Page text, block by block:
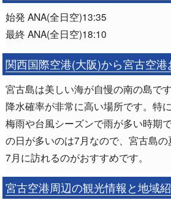
始発 ANA(全日空)13:35
最終 ANA(全日空)18:10
関西国際空港(大阪)から宮古空
宮古島は美しい海が自慢の南の島で
降水確率が非常に高い場所です。特
梅雨や台風シーズンで雨が多い時期
の日が多いのは7月なので、宮古島の
7月に訪れるのがおすすめです。
宮古空港周辺の観光情報と地域